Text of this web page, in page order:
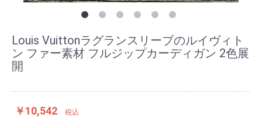
Louis Vuittonラグランスリーブのルイヴィト
ン ファー素材 フルジップカーディガン 2色展
開
￥10,542 税込